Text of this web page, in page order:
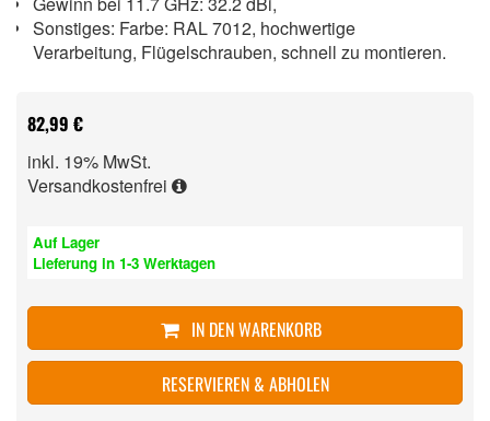
Sonstiges: Farbe: RAL 7012, hochwertige
Verarbeitung, Flügelschrauben, schnell zu montieren.
82,99 €
inkl. 19% MwSt.
Versandkostenfrei
Auf Lager
Lieferung in 1-3 Werktagen
IN DEN WARENKORB
RESERVIEREN & ABHOLEN